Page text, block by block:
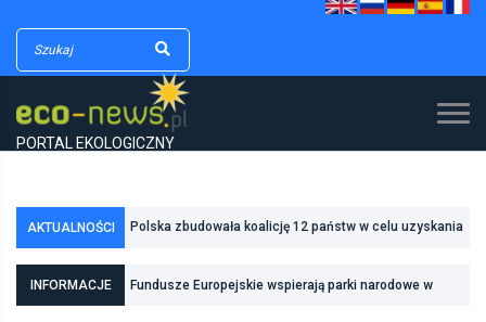
PORTAL EKOLOGICZNY
AKTUALNOŚCI
Poznań zwiększa odporność na zmiany klimatu dzięki
inwestycjom w zielono-niebieską infrastrukturę
dodatkowych środków na inwestycje w transformację
INFORMACJE
Fundusze Europejskie wspierają parki narodowe w